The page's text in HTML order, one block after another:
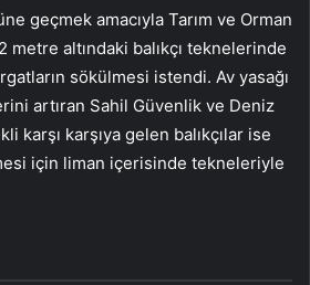
geçmek amacıyla Tarım ve Orman
metre altındaki balıkçı teknelerinde
sökülmesi istendi. Av yasağı
artıran Sahil Güvenlik ve Deniz
karşı karşıya gelen balıkçılar ise
için liman içerisinde tekneleriyle